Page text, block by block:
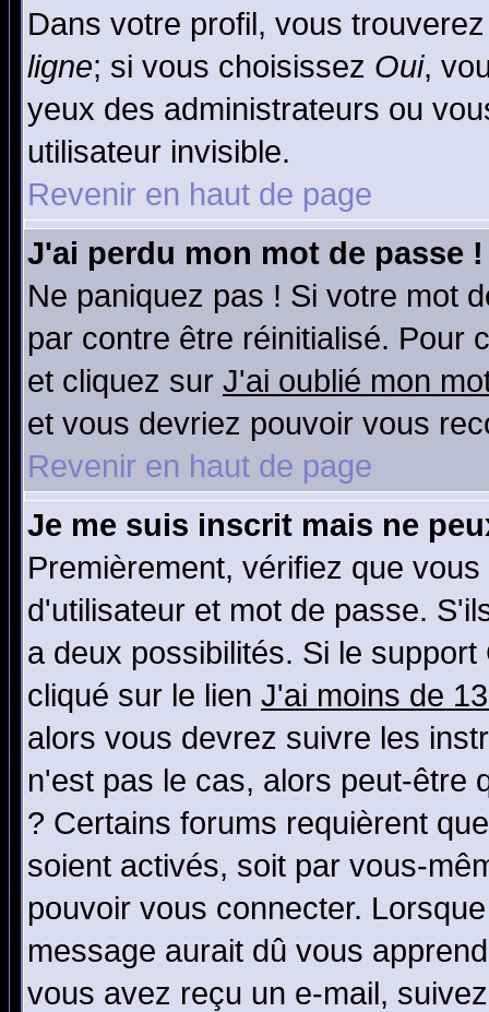
Dans votre profil, vous
ligne; si vous choisissez Oui,
yeux des administrateurs ou
utilisateur invisible.
Revenir en haut de page
J'ai perdu mon mot de passe !
Ne paniquez pas ! Si votre mot
par contre être réinitialisé. Pour
et cliquez sur J'ai oublié mon
et vous devriez pouvoir vous
Revenir en haut de page
Je me suis inscrit mais ne
Premièrement, vérifiez que
d'utilisateur et mot de passe.
a deux possibilités. Si le
cliqué sur le lien J'ai moins de
alors vous devrez suivre les
n'est pas le cas, alors peut-être
? Certains forums requièrent
soient activés, soit par vous-
pouvoir vous connecter.
message aurait dû vous
vous avez reçu un e-mail,